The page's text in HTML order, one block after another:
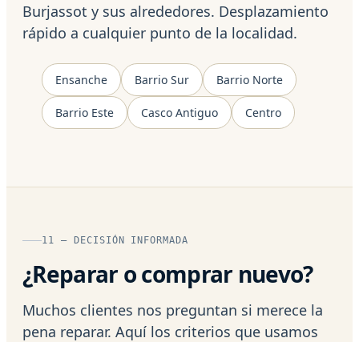
Burjassot y sus alrededores. Desplazamiento
rápido a cualquier punto de la localidad.
Ensanche Barrio Sur Barrio Norte
Barrio Este Casco Antiguo Centro
11 — DECISIÓN INFORMADA
¿Reparar o comprar nuevo?
Muchos clientes nos preguntan si merece la
pena reparar. Aquí los criterios que usamos